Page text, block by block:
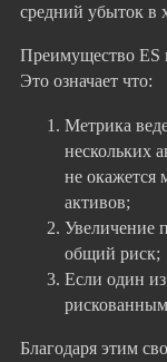
средний убыток в
Преимущество ES
Это означает что:
Метрика
нескольких
не окажется
активов;
Увеличение
общий риск;
Если один из
Благодаря этим